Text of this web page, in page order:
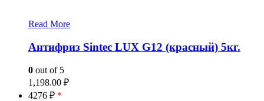
Read More
Антифриз Sintec LUX G12 (красный) 5кг.
0 out of 5
1,198.00 ₽
4276 ₽ *